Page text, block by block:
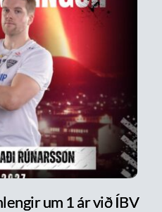
um 1 ár við ÍBV